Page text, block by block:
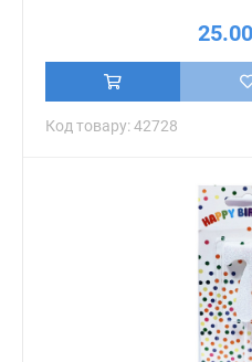
Код товару: 42728